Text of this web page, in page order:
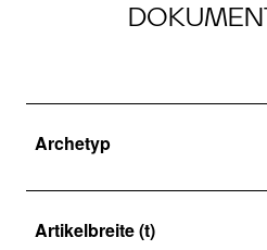
Archetyp
Artikelbreite (t)